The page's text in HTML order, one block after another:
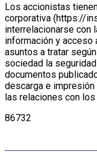
Los accionistas
corporativa (https://
interrelacionarse con
información y acceso
asuntos a tratar
sociedad la
documentos
descarga e
las relaciones con
86732